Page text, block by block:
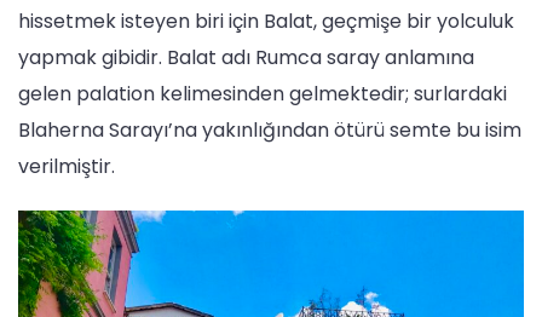
hissetmek isteyen biri için Balat, geçmişe bir yolculuk
yapmak gibidir. Balat adı Rumca saray anlamına
gelen palation kelimesinden gelmektedir; surlardaki
Blaherna Sarayı’na yakınlığından ötürü semte bu isim
verilmiştir.